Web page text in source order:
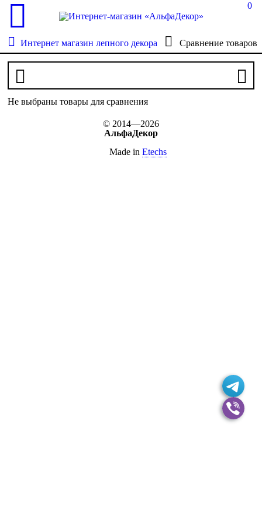
0
Интернет магазин лепного декора Сравнение товаров
Не выбраны товары для сравнения
© 2014—2026
АльфаДекор
Made in Etechs